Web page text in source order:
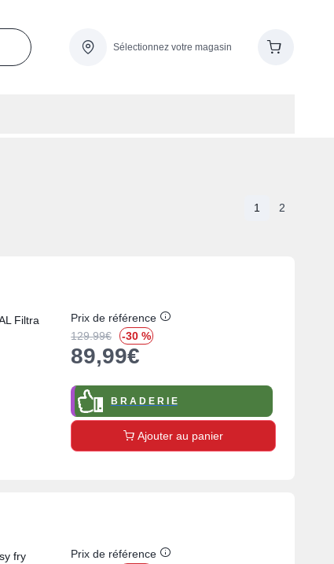
Sélectionnez votre magasin
1 2
Filtra
Prix de référence
129.99€ -30 %
89,99€
B R A D E R I E
Ajouter au panier
fry
Prix de référence